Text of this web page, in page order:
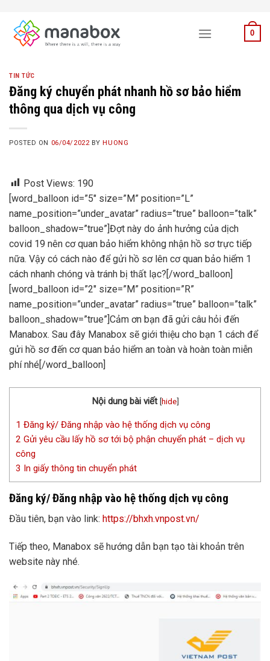
content
0
TIN TỨC
Đăng ký chuyển phát nhanh hồ sơ bảo hiểm
thông qua dịch vụ công
POSTED ON 06/04/2022 BYHUONG
Post Views: 190
[word_balloon id=”5″ size=”M” position=”L”
name_position=”under_avatar” radius=”true” balloon=”talk”
balloon_shadow=”true”]Đợt này do ảnh hưởng của dịch
covid 19 nên cơ quan bảo hiểm không nhận hồ sơ trực tiếp
nữa. Vậy có cách nào để gửi hồ sơ lên cơ quan bảo hiểm 1
cách nhanh chóng và tránh bị thất lạc?[/word_balloon]
[word_balloon id=”2″ size=”M” position=”R”
name_position=”under_avatar” radius=”true” balloon=”talk”
balloon_shadow=”true”]Cảm ơn bạn đã gửi câu hỏi đến
Manabox. Sau đây Manabox sẽ giới thiệu cho bạn 1 cách để
gửi hồ sơ đến cơ quan bảo hiểm an toàn và hoàn toàn miễn
phí nhé[/word_balloon]
Nội dung bài viết [hide]
1 Đăng ký/ Đăng nhập vào hệ thống dịch vụ công
2 Gửi yêu cầu lấy hồ sơ tới bộ phận chuyển phát – dịch vụ
công
3 In giấy thông tin chuyển phát
Đăng ký/ Đăng nhập vào hệ thống dịch vụ công
Đầu tiên, bạn vào link: https://bhxh.vnpost.vn/
Tiếp theo, Manabox sẽ hướng dẫn bạn tạo tài khoản trên
website này nhé.